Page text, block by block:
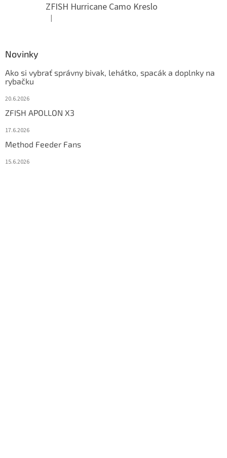
ZFISH Hurricane Camo Kreslo
Hodnotenie produktu je 5 z 5 hviezdičiek.
|
Novinky
Ako si vybrať správny bivak, lehátko, spacák a doplnky na
rybačku
20.6.2026
ZFISH APOLLON X3
17.6.2026
Method Feeder Fans
15.6.2026